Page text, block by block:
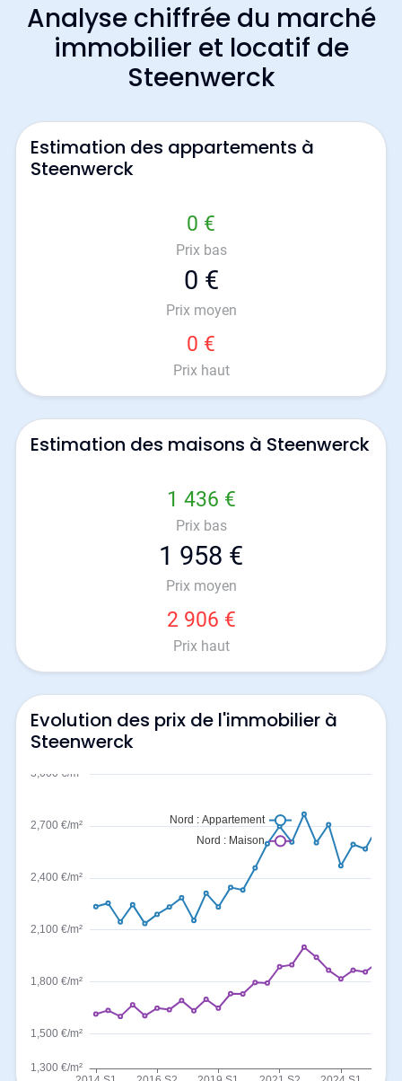
Analyse chiffrée du marché
immobilier et locatif de
Steenwerck
Estimation des appartements à
Steenwerck
0 €
Prix bas
0 €
Prix moyen
0 €
Prix haut
Estimation des maisons à Steenwerck
1 436 €
Prix bas
1 958 €
Prix moyen
2 906 €
Prix haut
Evolution des prix de l'immobilier à
Steenwerck